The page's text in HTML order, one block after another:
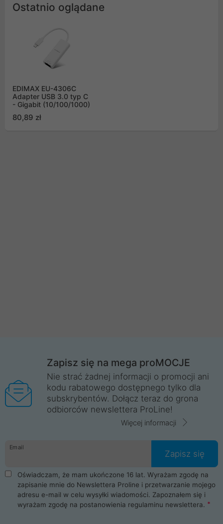
Ostatnio oglądane
EDIMAX EU-4306C
Adapter USB 3.0 typ C
- Gigabit (10/100/1000)
80,89 zł
Zapisz się na mega proMOCJE
Nie strać żadnej informacji o promocji ani
kodu rabatowego dostępnego tylko dla
subskrybentów. Dołącz teraz do grona
odbiorców newslettera ProLine!
Więcej informacji
Email
Zapisz się
Oświadczam, że mam ukończone 16 lat. Wyrażam zgodę na
zapisanie mnie do Newslettera Proline i przetwarzanie mojego
adresu e-mail w celu wysyłki wiadomości. Zapoznałem się i
wyrażam zgodę na postanowienia regulaminu newslettera.